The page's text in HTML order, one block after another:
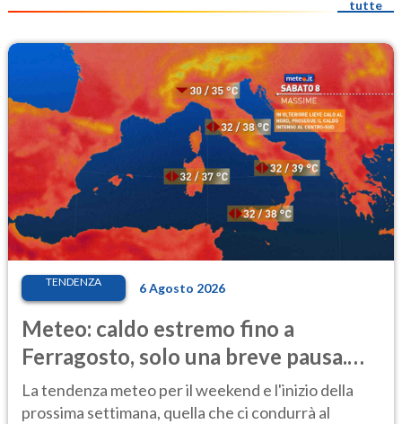
tutte
TENDENZA 6 Agosto 2026
Meteo: caldo estremo fino a
Ferragosto, solo una breve pausa.
Ecco dove
La tendenza meteo per il weekend e l'inizio della
prossima settimana, quella che ci condurrà al